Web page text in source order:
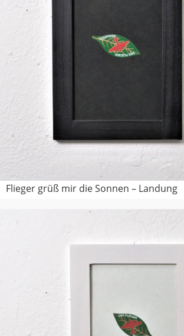
Flieger grüß mir die Sonnen – Landung